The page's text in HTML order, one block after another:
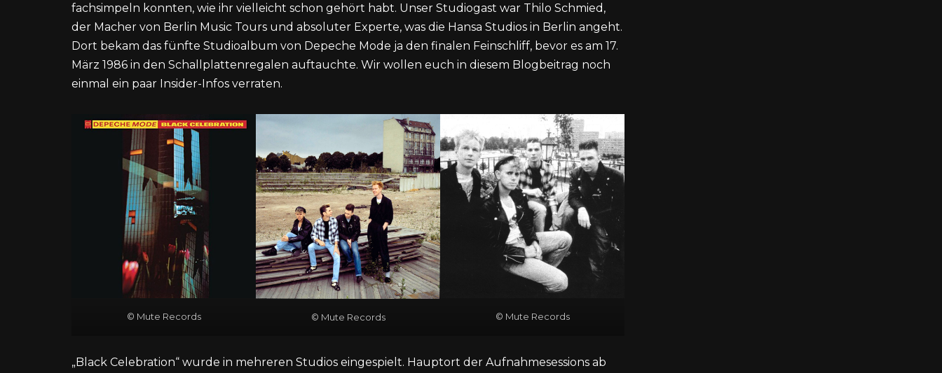
fachsimpeln konnten, wie ihr vielleicht schon gehört habt. Unser Studiogast war Thilo Schmied,
der Macher von Berlin Music Tours und absoluter Experte, was die Hansa Studios in Berlin angeht.
Dort bekam das fünfte Studioalbum von Depeche Mode ja den finalen Feinschliff, bevor es am 17.
März 1986 in den Schallplattenregalen auftauchte. Wir wollen euch in diesem Blogbeitrag noch
einmal ein paar Insider-Infos verraten.
© Mute Records © Mute Records © Mute Records
„Black Celebration“ wurde in mehreren Studios eingespielt. Hauptort der Aufnahmesessions ab